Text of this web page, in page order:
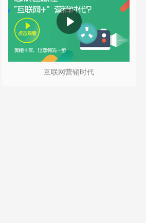
互联网营销时代